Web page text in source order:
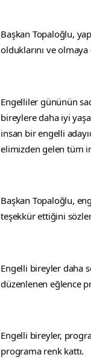
Başkan Topaloğlu,
olduklarını ve
Engelliler gününün
bireylere daha iyi
insan bir engelli
elimizden gelen tüm
Başkan Topaloğlu,
teşekkür ettiğini
Engelli bireyler daha
düzenlenen eğlence
Engelli bireyler,
programa renk kattı.